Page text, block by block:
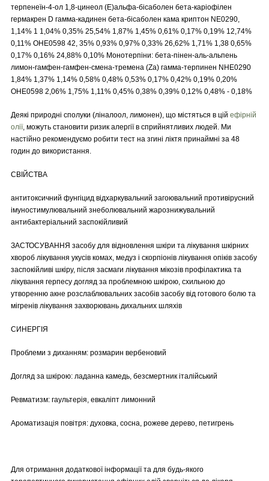
терпенеїн-4-ол 1,8-цинеол (Е)альфа-бісаболен бета-каріофілен
гермакрен D гамма-кадинен бета-бісаболен кама криптон NE0290,
1,14% 1 1,04% 0,35% 25,54% 1,87% 1,45% 0,61% 0,17% 0,19% 12,74%
0,11% OHE0598 42, 35% 0,93% 0,97% 0,33% 26,62% 1,71% 1,38 0,65%
0,17% 0,16% 24,88% 0,10% Монотерпіни: бета-пінен-аль-альпень
лимон-гамфен-гамфен-смена-тремена (Zа) гамма-терпинен NHE0290
1,84% 1,37% 1,14% 0,58% 0,48% 0,53% 0,17% 0,42% 0,19% 0,20%
OHE0598 2,06% 1,75% 1,11% 0,45% 0,38% 0,39% 0,12% 0,48% - 0,18%
Деякі природні сполуки (ліналоол, лимонен), що містяться в цій ефірній
олії, можуть становити ризик алергії в сприйнятливих людей. Ми
настійно рекомендуємо робити тест на згині ліктя принаймні за 48
годин до використання.
СВІЙСТВА
антитоксичний фунгіцид відхаркувальний загоювальний противірусний
імуностимулювальний знеболювальний жарознижувальний
антибактеріальний заспокійливий
ЗАСТОСУВАННЯ засобу для відновлення шкіри та лікування шкірних
хвороб лікування укусів комах, медуз і скорпіонів лікування опіків засобу
заспокійливі шкіру, після засмаги лікування мікозів профілактика та
лікування герпесу догляд за проблемною шкірою, схильною до
утворенню акне розслаблювальних засобів засобу від готового болю та
мігренів лікування захворювань дихальних шляхів
СИНЕРГІЯ
Проблеми з диханням: розмарин вербеновий
Догляд за шкірою: ладанна камедь, безсмертник італійський
Ревматизм: гаультерія, евкаліпт лимонний
Ароматизація повітря: духовка, сосна, рожеве дерево, петигрень
Для отримання додаткової інформації та для будь-якого